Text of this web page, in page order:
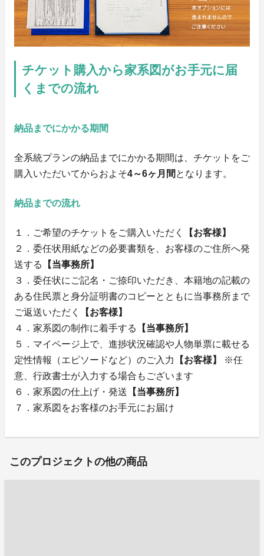
チケット購入から家系図がお手元に届
くまでの流れ
納品までにかかる期間
全系統プランの納品までにかかる期間は、チケットをご
購入いただいてからおよそ4～6ヶ月間 となります。
納品までの流れ
１．ご希望のチケットをご購入いただく
【お客様】
２．委任状用紙などの必要書類を、お客様のご住所へ発
送する
【当事務所】
３．委任状にご記名・ご捺印いただき、本籍地の記載の
ある住民票と身分証明書のコピーとともに当事務所まで
ご返送いただく
【お客様】
４．家系図の制作に着手する
【当事務所】
５．マイページ上で、進捗状況確認や人物単票に載せる
定性情報（エピソードなど）のご入力
【お客様】
※任
意、行政書士が入力する場合もございます
６．家系図の仕上げ・発送 【当事務所】
７．家系図をお客様のお手元にお届け
このプロジェクトの他の商品